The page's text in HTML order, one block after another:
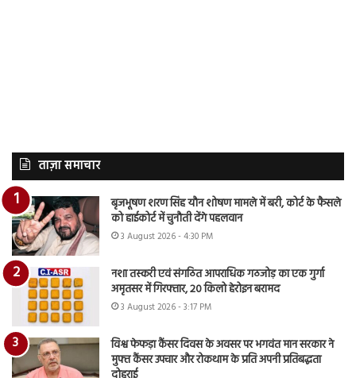
ताज़ा समाचार
बृजभूषण शरण सिंह यौन शोषण मामले में बरी, कोर्ट के फैसले
को हाईकोर्ट में चुनौती देंगे पहलवान
3 August 2026 - 4:30 PM
नशा तस्करी एवं संगठित आपराधिक गठजोड़ का एक गुर्गा
अमृतसर में गिरफ्तार, 20 किलो हेरोइन बरामद
3 August 2026 - 3:17 PM
विश्व फेफड़ा कैंसर दिवस के अवसर पर भगवंत मान सरकार ने
मुफ्त कैंसर उपचार और रोकथाम के प्रति अपनी प्रतिबद्धता